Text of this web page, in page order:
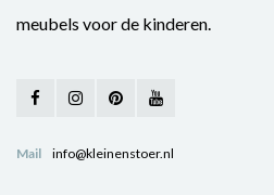
meubels voor de kinderen.
Mail info@kleinenstoer.nl